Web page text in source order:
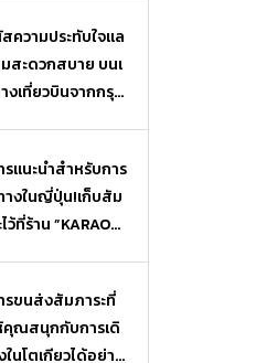
Yuujin Chou)
วันพีซ” (One Piec
ความประทับใจแล
มสะดวกสบาย บนเ
งเที่ยวบินจากกรุงเ
รแนะนำสำหรับการ
างในญี่ปุ่น!เก็บสัม
ว้ที่ร้าน ”KARAOK
วของ♪ บริการฝา
าระ Luggage Sto
รขนส่งสัมภาระที่
คุณสนุกกับการเดิ
นโตเกียวได้อย่างเ